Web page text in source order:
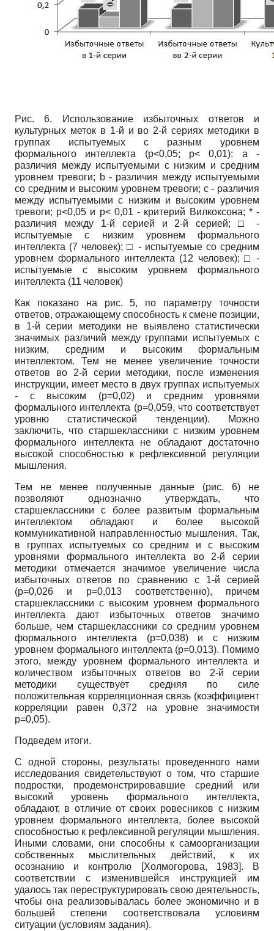
Рис. 6. Использование избыточных ответов и
культурных меток в 1-й и во 2-й сериях методики в
группах испытуемых с разным уровнем
формального интеллекта (р<0,05; р< 0,01): а -
различия между испытуемыми с низким и средним
уровнем тревоги; b- различия между испытуемыми
со средним и высоким уровнем тревоги; c- различия
между испытуемыми с низким и высоким уровнем
тревоги; р<0,05 и р< 0,01 - критерий Вилкоксона; * -
различия между 1-й серией и 2-й серией; □ -
испытуемые с низким уровнем формального
интеллекта (7 человек); □ - испытуемые со средним
уровнем формального интеллекта (12 человек); □ -
испытуемые с высоким уровнем формального
интеллекта (11 человек)
Как показано на рис. 5, по параметру точности
ответов, отражающему способность к смене позиции,
в 1-й серии методики не выявлено статистически
значимых различий между группами испытуемых с
низким, средним и высоким формальным
интеллектом. Тем не менее увеличение точности
ответов во 2-й серии методики, после изменения
инструкции, имеет место в двух группах испытуемых
- с высоким (p=0,02) и средним уровнями
формального интеллекта (p=0,059, что соответствует
уровню статистической тенденции). Можно
заключить, что старшеклассники с низким уровнем
формального интеллекта не обладают достаточно
высокой способностью к рефлексивной регуляции
мышления.
Тем не менее полученные данные (рис. 6) не
позволяют однозначно утверждать, что
старшеклассники с более развитым формальным
интеллектом обладают и более высокой
коммуникативной направленностью мышления. Так,
в группах испытуемых со средним и с высоким
уровнями формального интеллекта во 2-й серии
методики отмечается значимое увеличение числа
избыточных ответов по сравнению с 1-й серией
(p=0,026 и p=0,013 соответственно), причем
старшеклассники с высоким уровнем формального
интеллекта дают избыточных ответов значимо
больше, чем старшеклассники со средним уровнем
формального интеллекта (p=0,038) и с низким
уровнем формального интеллекта (p=0,013). Помимо
этого, между уровнем формального интеллекта и
количеством избыточных ответов во 2-й серии
методики существует средняя по силе
положительная корреляционная связь (коэффициент
корреляции равен 0,372 на уровне значимости
p=0,05).
Подведем итоги.
С одной стороны, результаты проведенного нами
исследования свидетельствуют о том, что старшие
подростки, продемонстрировавшие средний или
высокий уровень формального интеллекта,
обладают, в отличие от своих ровесников с низким
уровнем формального интеллекта, более высокой
способностью к рефлексивной регуляции мышления.
Иными словами, они способны к самоорганизации
собственных мыслительных действий, к их
осознанию и контролю
[Холмогорова, 1983]. В
соответствии с изменившейся инструкцией им
удалось так переструктурировать свою деятельность,
чтобы она реализовывалась более экономично и в
большей степени соответствовала условиям
ситуации (условиям задания).